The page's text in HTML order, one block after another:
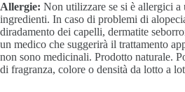
Allergie: Non utilizzare se si è allergici a
ingredienti. In caso di problemi di
diradamento dei capelli, dermatite
un medico che suggerirà il trattamento
non sono medicinali. Prodotto naturale.
di fragranza, colore o densità da lotto a